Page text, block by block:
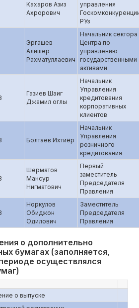
Кахаров Азиз
Ахрорович
управления
РУз
Эргашев
Алишер
Рахматуллаевич
Начальник сектора
Центра по
управлению
государственными
активами
Газиев Шаиг
Джамил оглы
Начальник
Управления
кредитования
корпоративных
клиентов
Болтаев Ихтиёр
Начальник
Управления
розничного
кредитования
Шерматов
Мансур
Нигматович
Первый
заместитель
Председателя
Правления
Норкулов
Обиджон
Одилович
Заместитель
Председателя
Правления
о дополнительно
бумагах (заполняется,
осуществлялся
о выпуске